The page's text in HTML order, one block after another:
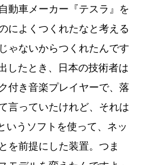
動車メーカー『テスラ』を
によくつくれたなと考える
ゃないからつくれたんです
したとき、日本の技術者は
付き音楽プレイヤーで、落
言っていたけれど、それは
いうソフトを使って、ネッ
を前提にした装置。つま